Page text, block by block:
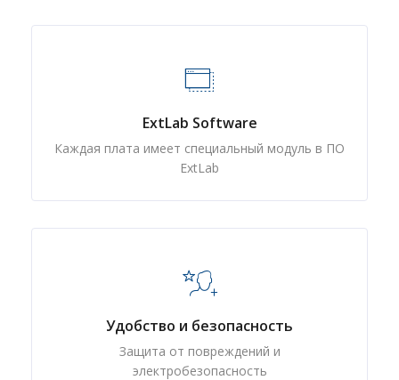
ExtLab Software
Каждая плата имеет специальный модуль в ПО
ExtLab
Удобство и безопасность
Защита от повреждений и
электробезопасность